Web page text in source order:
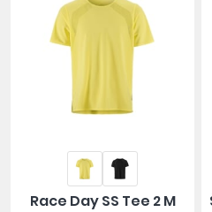
Race Day SS Tee 2 M